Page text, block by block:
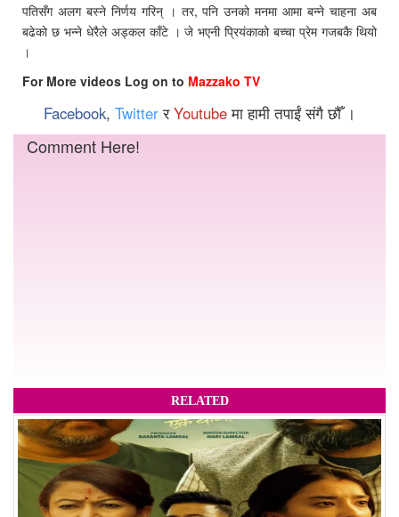
पतिसँग अलग बस्ने निर्णय गरिन् । तर, पनि उनको मनमा आमा बन्ने चाहना अब
बढेको छ भन्ने धेरैले अड्कल काँटे । जे भएनी प्रियंकाको बच्चा प्रेम गजबकै थियो
।
For More videos Log on to Mazzako TV
Facebook, TwitterरYoutubeमा हामी तपाईं संगै छौँ ।
Comment Here!
RELATED